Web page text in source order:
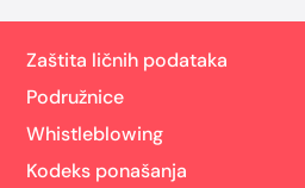
Zaštita ličnih podataka
Podružnice
Whistleblowing
Kodeks ponašanja